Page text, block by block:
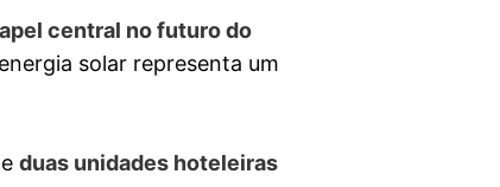
central no futuro do
solar representa um
duas unidades hoteleiras